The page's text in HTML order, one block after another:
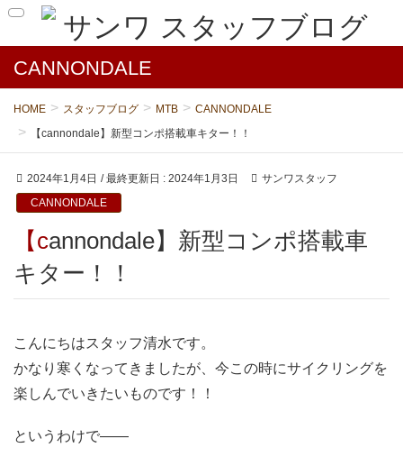
CANNONDALE
HOME スタッフブログ MTB
CANNONDALE
【cannondale】新型コンポ搭載車キター！！
2024年1月4日 / 最終更新日 : 2024年1月3日
サンワスタッフ
CANNONDALE
【cannondale】新型コンポ搭載車
キター！！
こんにちはスタッフ清水です。
かなり寒くなってきましたが、今この時にサイクリングを
楽しんでいきたいものです！！
というわけで――